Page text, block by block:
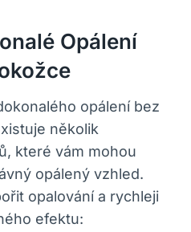
Opálení
opálení bez
několik
které vám mohou
opálený vzhled.
opalování a rychleji
efektu: